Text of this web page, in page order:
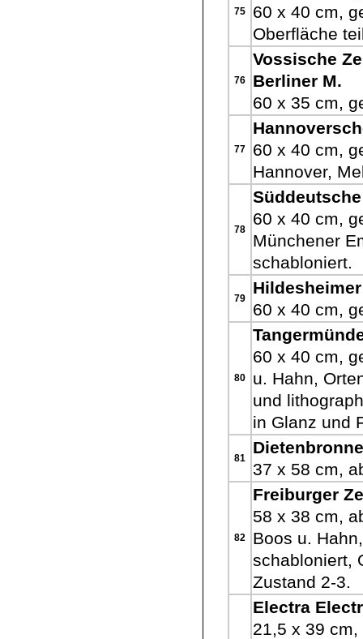
75
60 x 40 cm,
Oberfläche
76
Vossische
Berliner M.
60 x 35 cm,
77
60 x 40 cm,
Hannover,
78
60 x 40 cm,
Münchener
schabloniert.
79
60 x 40 cm,
80
60 x 40 cm,
u. Hahn,
und
in Glanz und
81
37 x 58 cm,
82
Freiburger
58 x 38 cm,
Boos u.
schabloniert,
Zustand 2-3.
Electra
21,5 x 39